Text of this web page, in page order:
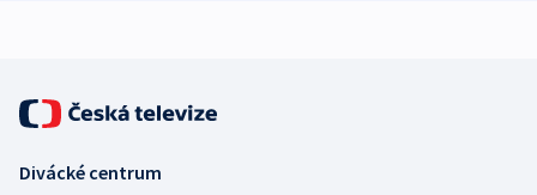
Divácké centrum